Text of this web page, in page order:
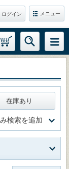
ログイン メニュー
在庫あり
検索を追加